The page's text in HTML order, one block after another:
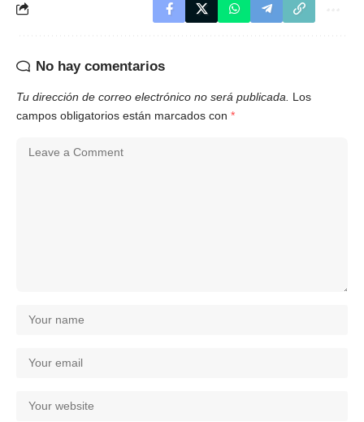
No hay comentarios
Tu dirección de correo electrónico no será publicada.
Los
campos obligatorios están marcados con *